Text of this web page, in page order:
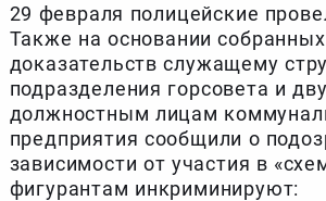
29 февраля полицейские
Также на основании собранных
доказательств служащему
подразделения горсовета и
должностным лицам
предприятия сообщили о
зависимости от участия в
фигурантам инкриминируют: